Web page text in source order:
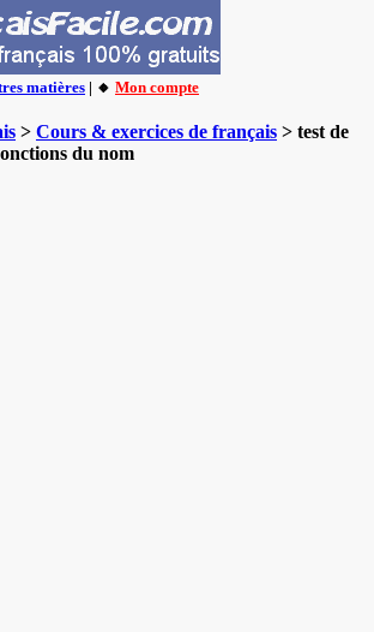
matières | 🔸 Mon compte
> Cours & exercices de français > test de
du nom